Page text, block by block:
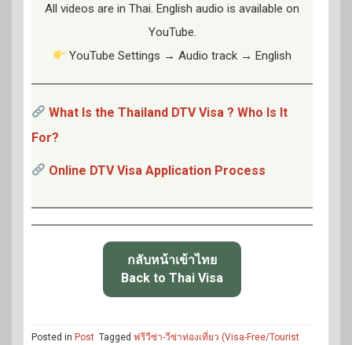
All videos are in Thai. English audio is available on
YouTube.
YouTube Settings → Audio track → English
What Is the Thailand DTV Visa ? Who Is It
For?
Online DTV Visa Application Process
กลับหน้าเข้าไทย
Back to Thai Visa
Posted in Post Tagged ฟรีวีซ่า-วีซ่าท่องเที่ยว (Visa-Free/Tourist